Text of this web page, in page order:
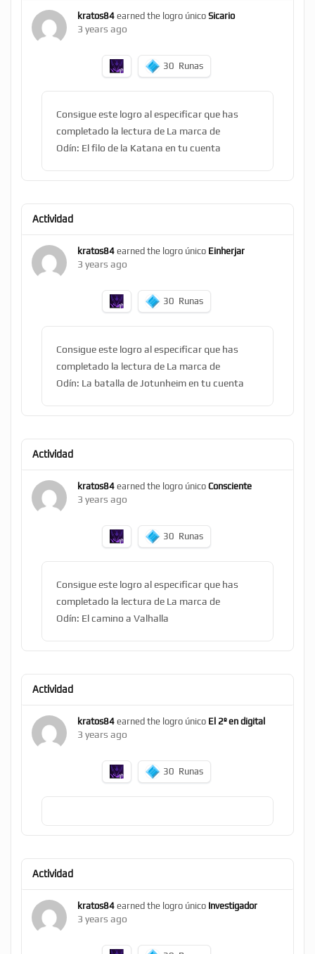
kratos84 earned the logro único Sicario
3 years ago
30 Runas
Consigue este logro al especificar que has
completado la lectura de La marca de
Odín: El filo de la Katana en tu cuenta
Actividad
kratos84 earned the logro único Einherjar
3 years ago
30 Runas
Consigue este logro al especificar que has
completado la lectura de La marca de
Odín: La batalla de Jotunheim en tu cuenta
Actividad
kratos84 earned the logro único Consciente
3 years ago
30 Runas
Consigue este logro al especificar que has
completado la lectura de La marca de
Odín: El camino a Valhalla
Actividad
kratos84 earned the logro único El 2º en digital
3 years ago
30 Runas
Actividad
kratos84 earned the logro único Investigador
3 years ago